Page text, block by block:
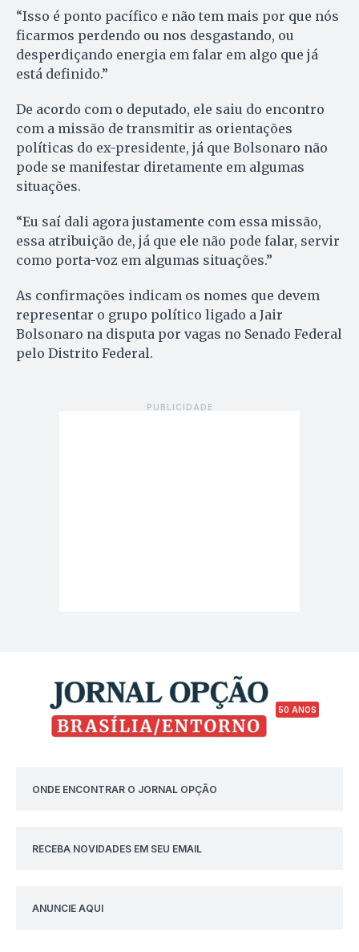
“Isso é ponto pacífico e não tem mais por que nós
ficarmos perdendo ou nos desgastando, ou
desperdiçando energia em falar em algo que já
está definido.”
De acordo com o deputado, ele saiu do encontro
com a missão de transmitir as orientações
políticas do ex-presidente, já que Bolsonaro não
pode se manifestar diretamente em algumas
situações.
“Eu saí dali agora justamente com essa missão,
essa atribuição de, já que ele não pode falar, servir
como porta-voz em algumas situações.”
As confirmações indicam os nomes que devem
representar o grupo político ligado a Jair
Bolsonaro na disputa por vagas no Senado Federal
pelo Distrito Federal.
50 ANOS
ONDE ENCONTRAR O JORNAL OPÇÃO
RECEBA NOVIDADES EM SEU EMAIL
ANUNCIE AQUI